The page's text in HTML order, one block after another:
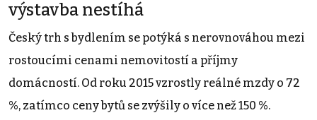
výstavba nestíhá
Český trh s bydlením se potýká s nerovnováhou mezi
rostoucími cenami nemovitostí a příjmy
domácností. Od roku 2015 vzrostly reálné mzdy o 72
%, zatímco ceny bytů se zvýšily o více než 150 %.